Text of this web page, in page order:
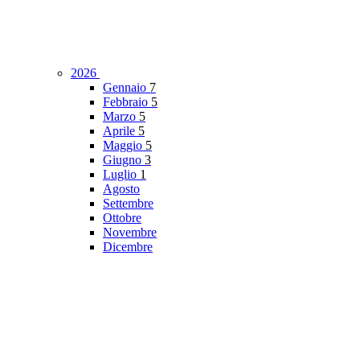
2026
Gennaio 7
Febbraio 5
Marzo 5
Aprile 5
Maggio 5
Giugno 3
Luglio 1
Agosto
Settembre
Ottobre
Novembre
Dicembre